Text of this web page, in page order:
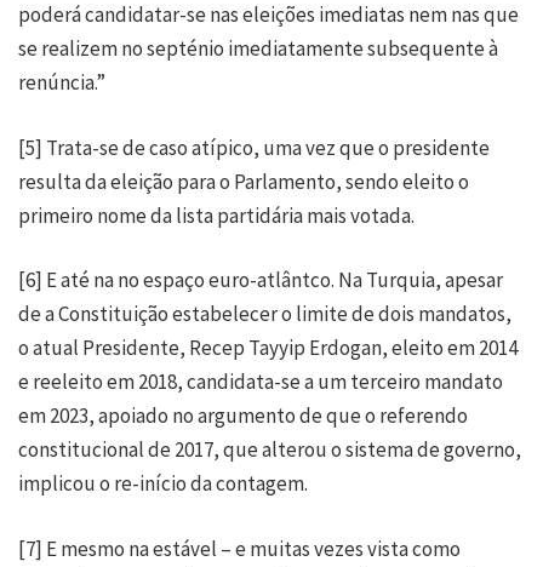
poderá candidatar-se nas eleições imediatas nem nas que
se realizem no septénio imediatamente subsequente à
renúncia.”
[5] Trata-se de caso atípico, uma vez que o presidente
resulta da eleição para o Parlamento, sendo eleito o
primeiro nome da lista partidária mais votada.
[6] E até na no espaço euro-atlântco. Na Turquia, apesar
de a Constituição estabelecer o limite de dois mandatos,
o atual Presidente, Recep Tayyip Erdogan, eleito em 2014
e reeleito em 2018, candidata-se a um terceiro mandato
em 2023, apoiado no argumento de que o referendo
constitucional de 2017, que alterou o sistema de governo,
implicou o re-início da contagem.
[7] E mesmo na estável – e muitas vezes vista como